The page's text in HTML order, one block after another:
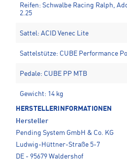
Reifen: Schwalbe Racing Ralph,
2.25
Sattel: ACID Venec Lite
Sattelstütze: CUBE Performance
Pedale: CUBE PP MTB
Gewicht: 14 kg
HERSTELLERINFORMATIONEN
Hersteller
Pending System GmbH & Co. KG
Ludwig-Hüttner-Straße 5-7
DE - 95679 Waldershof